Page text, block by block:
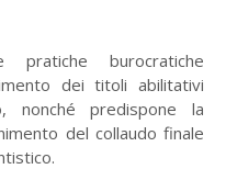
burocratiche
dei titoli abilitativi
nonché predispone la
del collaudo finale